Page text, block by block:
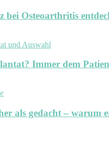
bei Osteoarthritis
Immer dem
als gedacht – warum